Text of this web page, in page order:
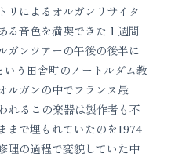
リによるオルガンリサイタ
る音色を満喫できた１週間
ガンツアーの午後の後半に
う田舎町のノートルダム教
ルガンの中でフランス最
れるこの楽器は製作者も不
まで埋もれていたのを1974
理の過程で変貌していた中